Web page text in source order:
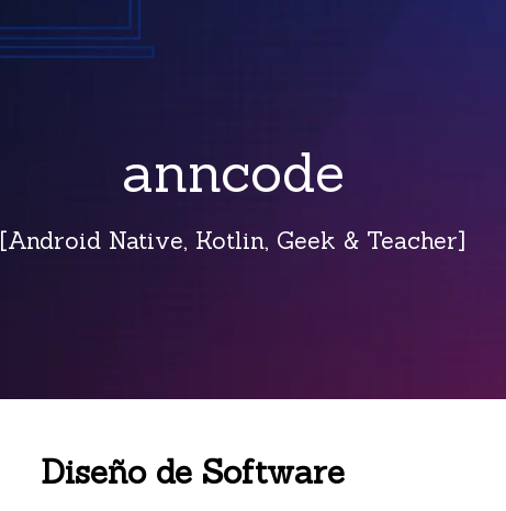
anncode
[Android Native, Kotlin, Geek & Teacher]
Diseño de Software